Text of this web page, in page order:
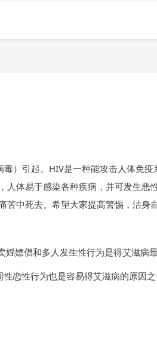
）引起。HIV是一种能攻击人体免
体易于感染各种疾病，并可发生
中死去。希望大家提高警惕，洁身
嫖倡和多人发生性行为是得艾滋病
恋性行为也是容易得艾滋病的原因之